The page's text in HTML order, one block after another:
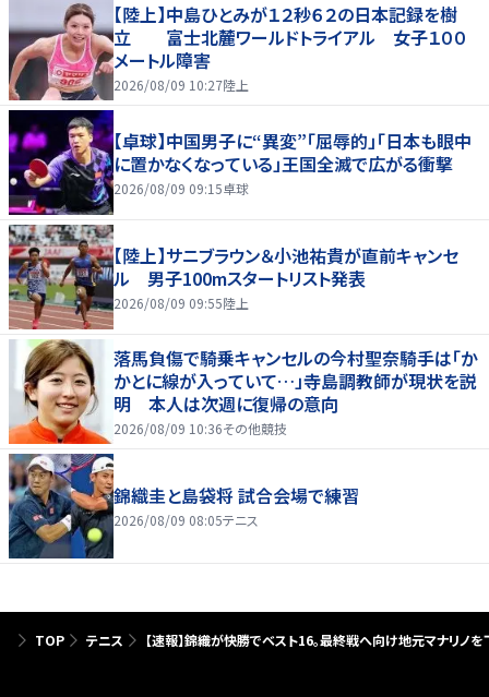
【陸上】中島ひとみが１２秒６２の日本記録を樹
立 富士北麓ワールドトライアル 女子１００
メートル障害
2026/08/09 10:27陸上
【卓球】中国男子に“異変”「屈辱的」「日本も眼中
に置かなくなっている」王国全滅で広がる衝撃
2026/08/09 09:15卓球
【陸上】サニブラウン＆小池祐貴が直前キャンセ
ル 男子100mスタートリスト発表
2026/08/09 09:55陸上
落馬負傷で騎乗キャンセルの今村聖奈騎手は「か
かとに線が入っていて…」寺島調教師が現状を説
明 本人は次週に復帰の意向
2026/08/09 10:36その他競技
錦織圭と島袋将 試合会場で練習
2026/08/09 08:05テニス
TOP テニス 【速報】錦織が快勝でベスト16。最終戦へ向け地元マナリノ